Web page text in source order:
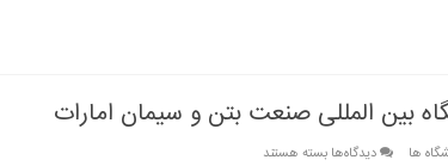
بین المللی صنعت بتن و سیمان امارات
ها دیدگاه‌ها برای
بسته هستند